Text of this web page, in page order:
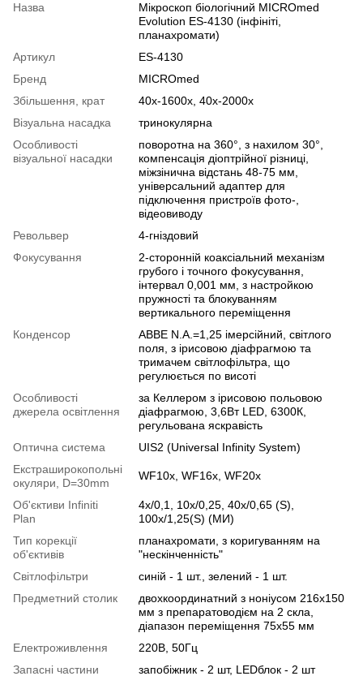
Назва
Мікроскоп біологічний MICROmed
Evolution ES-4130 (інфініті,
планахромати)
Артикул
ES-4130
Бренд
MICROmed
Збільшення, крат
40х-1600х, 40х-2000х
Візуальна насадка
тринокулярна
Особливості
візуальної насадки
поворотна на 360°, з нахилом 30°,
компенсація діоптрійної різниці,
міжзінична відстань 48-75 мм,
універсальний адаптер для
підключення пристроїв фото-,
відеовиводу
Револьвер
4-гніздовий
Фокусування
2-сторонній коаксіальний механізм
грубого і точного фокусування,
інтервал 0,001 мм, з настройкою
пружності та блокуванням
вертикального переміщення
Конденсор
ABBE N.A.=1,25 імерсійний, світлого
поля, з ірисовою діафрагмою та
тримачем світлофільтра, що
регулюється по висоті
Особливості
джерела освітлення
за Келлером з ірисовою польовою
діафрагмою, 3,6Вт LED, 6300К,
регульована яскравість
Оптична система
UIS2 (Universal Infinity System)
Екстраширокопольні
окуляри, D=30mm
WF10х, WF16х, WF20x
Об'єктиви Infiniti
Plan
4х/0,1, 10х/0,25, 40х/0,65 (S),
100х/1,25(S) (МИ)
Тип корекції
об'єктивів
планахромати, з коригуванням на
"нескінченність"
Світлофільтри
синій - 1 шт., зелений - 1 шт.
Предметний столик
двохкоординатний з ноніусом 216x150
мм з препаратоводієм на 2 скла,
діапазон переміщення 75х55 мм
Електроживлення
220В, 50Гц
Запасні частини
запобіжник - 2 шт, LEDблок - 2 шт